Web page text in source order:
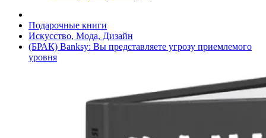
Подарочные книги
Искусство, Мода, Дизайн
(БРАК) Banksy: Вы представляете угрозу приемлемого
уровня